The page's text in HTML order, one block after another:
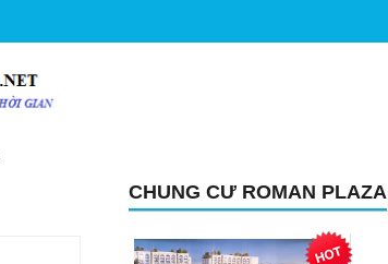
CHUNG CƯ ROMAN PLAZA